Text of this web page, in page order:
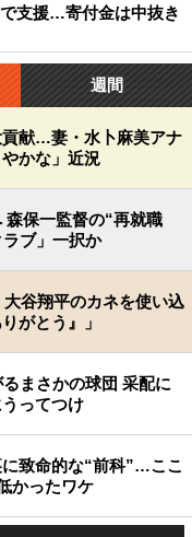
支援…寄付金は中抜き
週間
献…妻・水卜麻美アナ
かな」近況
森保一監督の“再就職
ブ」一択か
谷翔平のカネを使い込
がとう』」
まさかの球団 采配に
ってつけ
致命的な“前科”…ここ
かったワケ